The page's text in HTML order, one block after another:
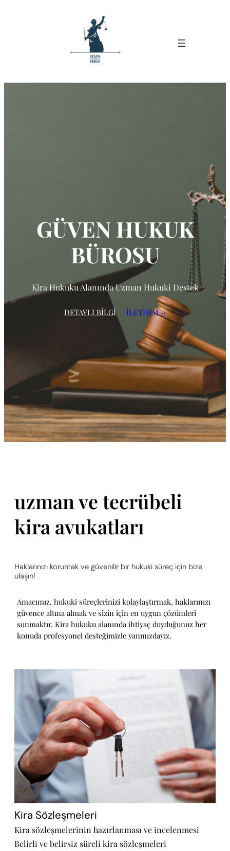
GÜVEN HUKUK
BÜROSU
Kira Hukuku Alanında Uzman Hukuki Destek
DETAYLI BİLGİ İLETİŞİM →
uzman ve tecrübeli
kira avukatları
Haklarınızı korumak ve güvenilir bir hukuki süreç için bize
ulaşın!
Amacımız, hukuki süreçlerinizi kolaylaştırmak, haklarınızı
güvence altına almak ve sizin için en uygun çözümleri
sunmaktır. Kira hukuku alanında ihtiyaç duyduğunuz her
konuda profesyonel desteğimizle yanınızdayız.
Kira Sözleşmeleri
Kira sözleşmelerinin hazırlanması ve incelenmesi
Belirli ve belirsiz süreli kira sözleşmeleri